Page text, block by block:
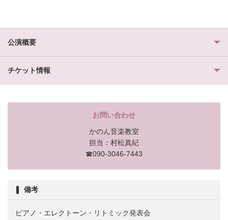
公演概要
チケット情報
お問い合わせ
かのん音楽教室
担当：村松真紀
☎090-3046-7443
備考
ピアノ・エレクトーン・リトミック発表会